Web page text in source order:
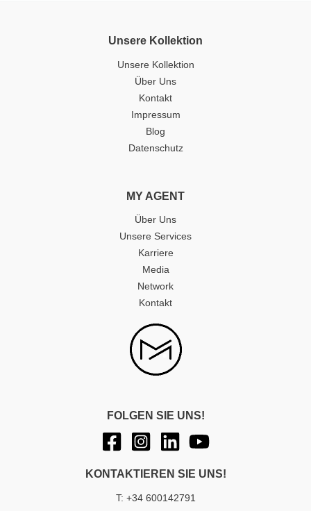
Unsere Kollektion
Unsere Kollektion
Über Uns
Kontakt
Impressum
Blog
Datenschutz
MY AGENT
Über Uns
Unsere Services
Karriere
Media
Network
Kontakt
FOLGEN SIE UNS!
KONTAKTIEREN SIE UNS!
T: +34 600142791